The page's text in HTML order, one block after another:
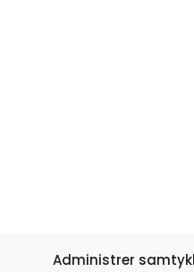
Administrer